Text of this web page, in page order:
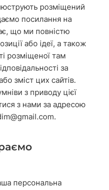
розміщений
посилання на
що ми повністю
або ідеї, а також
розміщеної там
за
зміст цих сайтів.
з приводу цієї
з нами за адресою
.
персональна